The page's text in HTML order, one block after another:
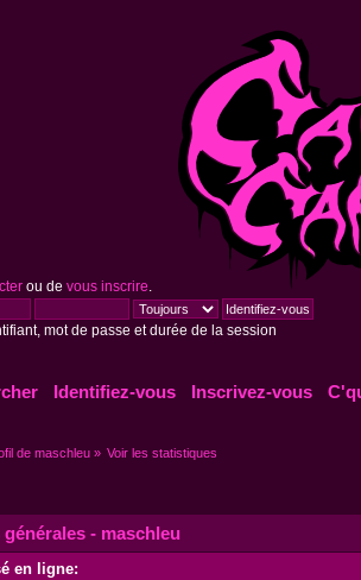
ou de vous inscrire
mot de passe et durée de la session
Identifiez-vous Inscrivez-vous
de maschleu» Voir les statistiques
- maschleu
en ligne: